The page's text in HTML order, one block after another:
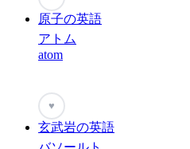
原子の英語
アトム
atom
♥
玄武岩の英語